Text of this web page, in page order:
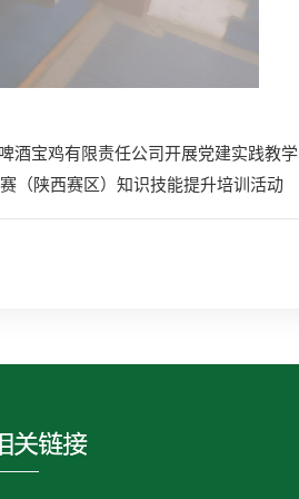
酒宝鸡有限责任公司开展党建实践教学
（陕西赛区）知识技能提升培训活动